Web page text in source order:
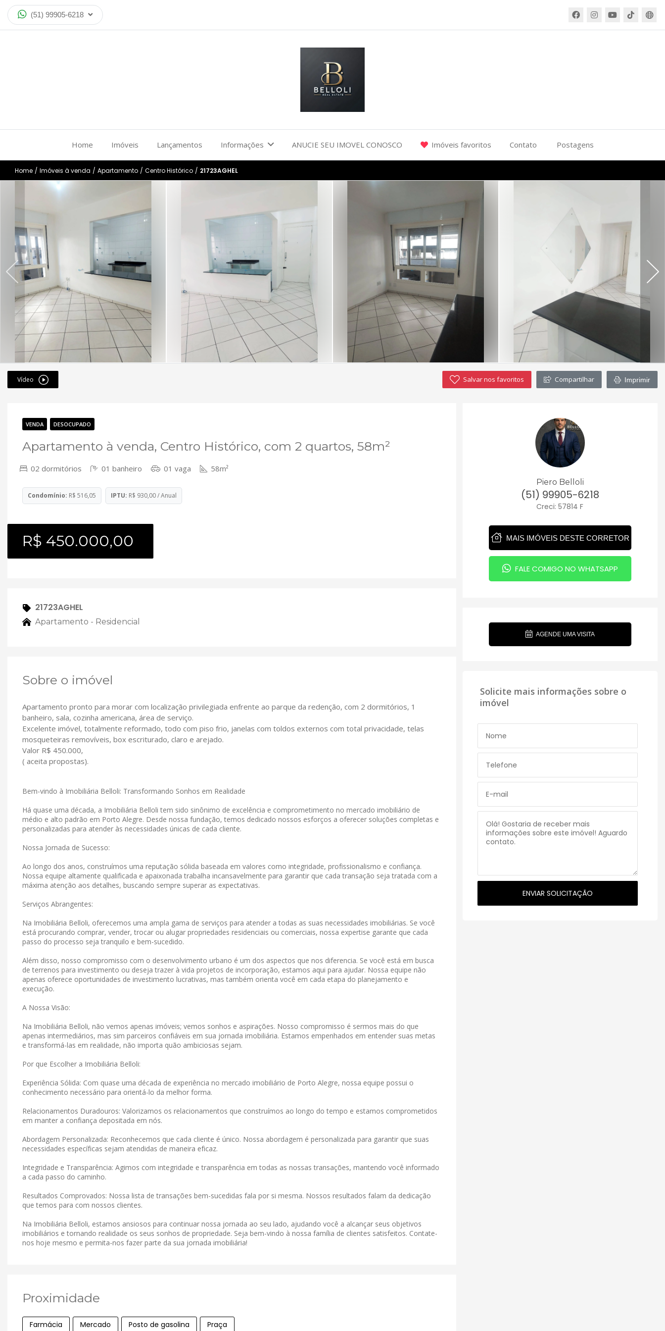
(51) 99905-6218
Home Imóveis Lançamentos Informações ANUCIE SEU IMOVEL CONOSCO Imóveis favoritos Contato Postagens
Home / Imóveis à venda / Apartamento / Centro Histórico / 21723AGHEL
Vídeo Salvar nos favoritos Compartilhar Imprimir
VENDA DESOCUPADO
Apartamento à venda, Centro Histórico, com 2 quartos, 58m²
02 dormitórios 01 banheiro 01 vaga 58m²
Condomínio: R$ 516,05 IPTU: R$ 930,00 / Anual
R$ 450.000,00
21723AGHEL
Apartamento - Residencial
Sobre o imóvel
Apartamento pronto para morar com localização privilegiada enfrente ao parque da redenção, com 2 dormitórios, 1
banheiro, sala, cozinha americana, área de serviço.
Excelente imóvel, totalmente reformado, todo com piso frio, janelas com toldos externos com total privacidade, telas
mosqueteiras removíveis, box escriturado, claro e arejado.
Valor R$ 450.000,
( aceita propostas).
Bem-vindo à Imobiliária Belloli: Transformando Sonhos em Realidade
Há quase uma década, a Imobiliária Belloli tem sido sinônimo de excelência e comprometimento no mercado imobiliário de
médio e alto padrão em Porto Alegre. Desde nossa fundação, temos dedicado nossos esforços a oferecer soluções completas e
personalizadas para atender às necessidades únicas de cada cliente.
Nossa Jornada de Sucesso:
Ao longo dos anos, construímos uma reputação sólida baseada em valores como integridade, profissionalismo e confiança.
Nossa equipe altamente qualificada e apaixonada trabalha incansavelmente para garantir que cada transação seja tratada com a
máxima atenção aos detalhes, buscando sempre superar as expectativas.
Serviços Abrangentes:
Na Imobiliária Belloli, oferecemos uma ampla gama de serviços para atender a todas as suas necessidades imobiliárias. Se você
está procurando comprar, vender, trocar ou alugar propriedades residenciais ou comerciais, nossa expertise garante que cada
passo do processo seja tranquilo e bem-sucedido.
Além disso, nosso compromisso com o desenvolvimento urbano é um dos aspectos que nos diferencia. Se você está em busca
de terrenos para investimento ou deseja trazer à vida projetos de incorporação, estamos aqui para ajudar. Nossa equipe não
apenas oferece oportunidades de investimento lucrativas, mas também orienta você em cada etapa do planejamento e
execução.
A Nossa Visão:
Na Imobiliária Belloli, não vemos apenas imóveis; vemos sonhos e aspirações. Nosso compromisso é sermos mais do que
apenas intermediários, mas sim parceiros confiáveis ​​em sua jornada imobiliária. Estamos empenhados em entender suas metas
e transformá-las em realidade, não importa quão ambiciosas sejam.
Por que Escolher a Imobiliária Belloli:
Experiência Sólida: Com quase uma década de experiência no mercado imobiliário de Porto Alegre, nossa equipe possui o
conhecimento necessário para orientá-lo da melhor forma.
Relacionamentos Duradouros: Valorizamos os relacionamentos que construímos ao longo do tempo e estamos comprometidos
em manter a confiança depositada em nós.
Abordagem Personalizada: Reconhecemos que cada cliente é único. Nossa abordagem é personalizada para garantir que suas
necessidades específicas sejam atendidas de maneira eficaz.
Integridade e Transparência: Agimos com integridade e transparência em todas as nossas transações, mantendo você informado
a cada passo do caminho.
Resultados Comprovados: Nossa lista de transações bem-sucedidas fala por si mesma. Nossos resultados falam da dedicação
que temos para com nossos clientes.
Na Imobiliária Belloli, estamos ansiosos para continuar nossa jornada ao seu lado, ajudando você a alcançar seus objetivos
imobiliários e tornando realidade os seus sonhos de propriedade. Seja bem-vindo à nossa família de clientes satisfeitos. Contate-
nos hoje mesmo e permita-nos fazer parte da sua jornada imobiliária!
Proximidade
Farmácia Mercado Posto de gasolina Praça
Piero Belloli
(51) 99905-6218
Creci: 57814 F
MAIS IMÓVEIS DESTE CORRETOR
FALE COMIGO NO WHATSAPP
AGENDE UMA VISITA
Solicite mais informações sobre o
imóvel